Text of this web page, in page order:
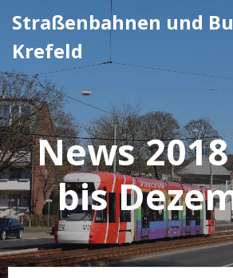
Inhalt
Straßenbahnen und
Krefeld
News
bis